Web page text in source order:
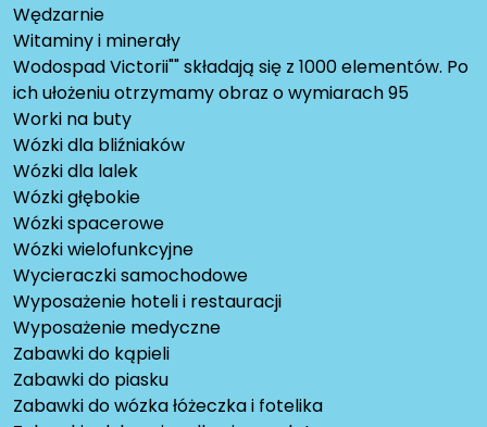
Wędzarnie
Witaminy i minerały
Wodospad Victorii"" składają się z 1000 elementów. Po
ich ułożeniu otrzymamy obraz o wymiarach 95
Worki na buty
Wózki dla bliźniaków
Wózki dla lalek
Wózki głębokie
Wózki spacerowe
Wózki wielofunkcyjne
Wycieraczki samochodowe
Wyposażenie hoteli i restauracji
Wyposażenie medyczne
Zabawki do kąpieli
Zabawki do piasku
Zabawki do wózka łóżeczka i fotelika